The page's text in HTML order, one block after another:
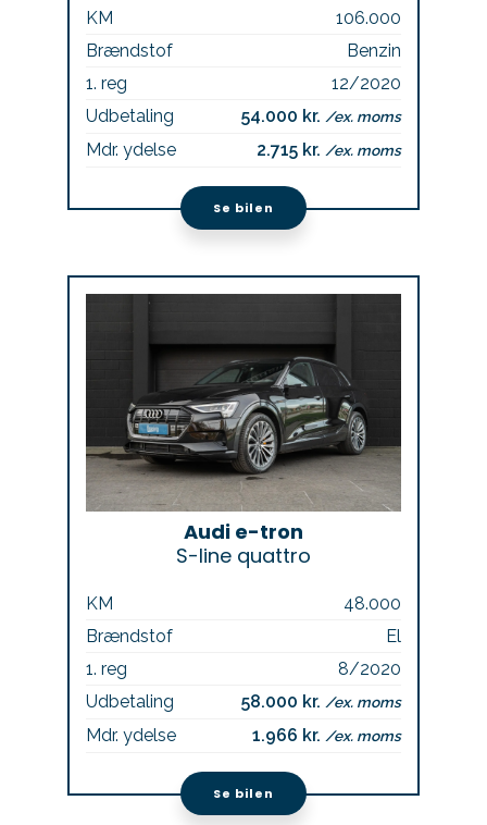
KM
106.000
Brændstof
Benzin
1. reg
12/2020
Udbetaling
54.000 kr./ex. moms
Mdr. ydelse 2.715 kr./ex. moms
Se bilen
Audi e-tron
S-line quattro
KM
48.000
Brændstof
El
1. reg
8/2020
Udbetaling
58.000 kr./ex. moms
Mdr. ydelse 1.966 kr./ex. moms
Se bilen